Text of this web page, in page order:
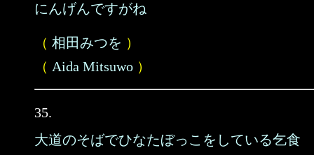
にんげんですがね
（ 相田みつを ）
（ Aida Mitsuwo ）
35.
大道のそばでひなたぼっこをしている乞食